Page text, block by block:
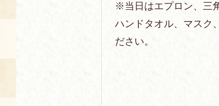
※当日はエプロン、三
ハンドタオル、マスク
ださい。